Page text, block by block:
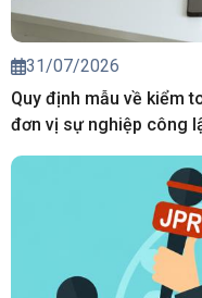
31/07/2026
Quy định mẫu về kiểm
đơn vị sự nghiệp công